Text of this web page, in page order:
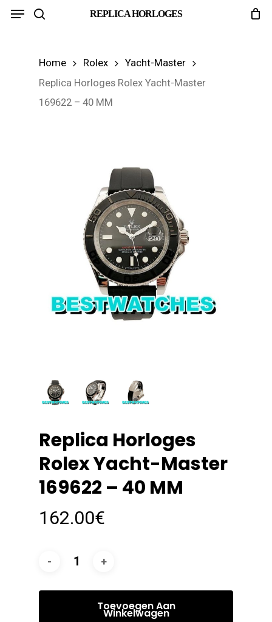
Skip
REPLICA HORLOGES
Menu
Home Rolex
Yacht-Master
Replica Horloges Rolex Yacht-Master
169622 – 40 MM
Replica Horloges
Rolex Yacht-Master
169622 – 40 MM
162.00€
Toevoegen Aan
Winkelwagen